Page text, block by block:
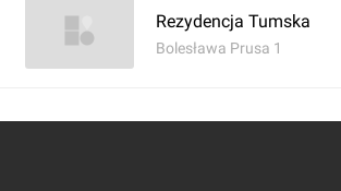
Rezydencja Tumska
Bolesława Prusa 1